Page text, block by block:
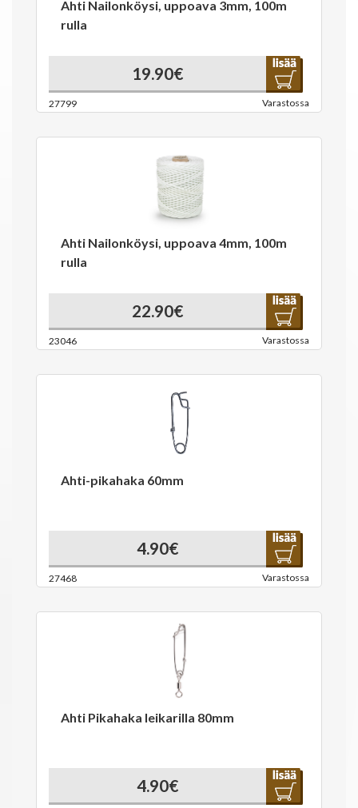
Ahti Nailonköysi, uppoava 3mm, 100m
rulla
19.90€
27799 Varastossa
Ahti Nailonköysi, uppoava 4mm, 100m
rulla
22.90€
23046 Varastossa
Ahti-pikahaka 60mm
4.90€
27468 Varastossa
Ahti Pikahaka leikarilla 80mm
4.90€